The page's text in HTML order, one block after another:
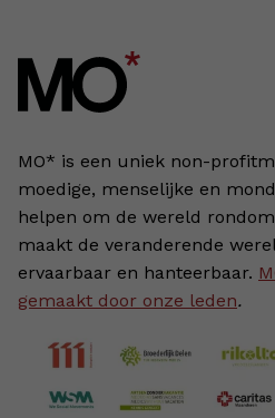
MO* is een uniek non-
moedige, menselijke en
helpen om de wereld
maakt de veranderende
ervaarbaar en hanteerbaar.
gemaakt door onze leden.